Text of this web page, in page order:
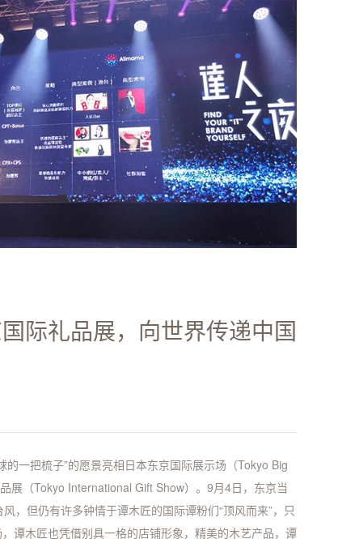
际礼品展，向世界传递中国
的一把梳子”的愿景亮相日本东京国际展示场（Tokyo Big
展（Tokyo International Gift Show）。9月4日，东京当
，但仍有许多钟情于谭木匠的国际谭粉们“顶风而来”，只
谭木匠也凭借别具一格的店铺形象，精美的木艺产品，谭